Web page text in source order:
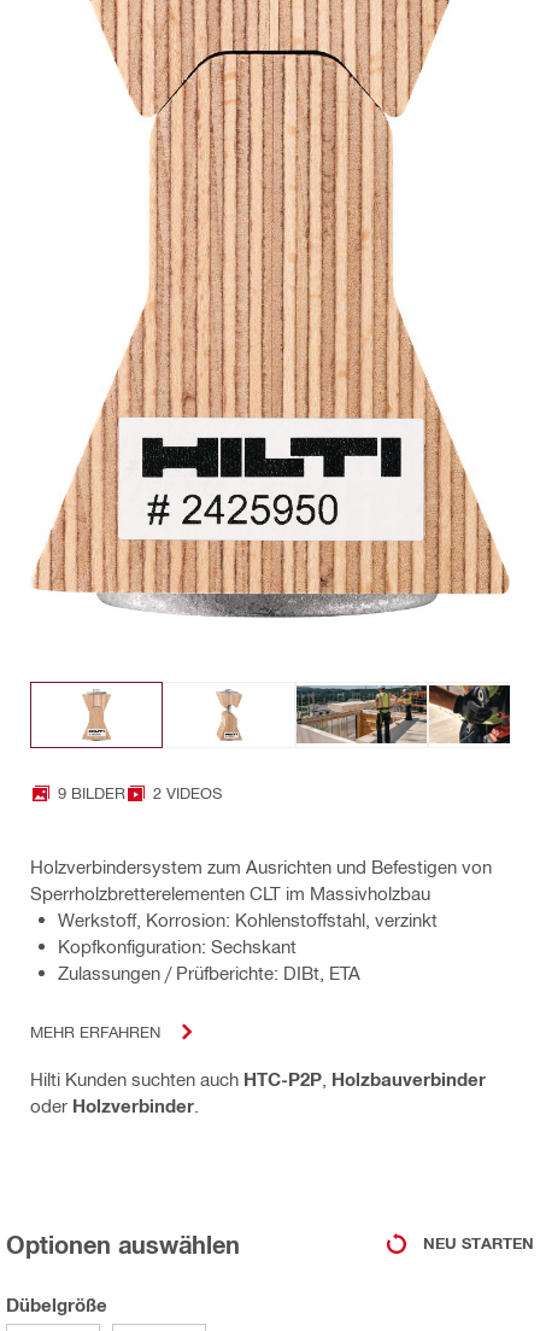
9 BILDER 2 VIDEOS
Holzverbindersystem zum Ausrichten und Befestigen von
Sperrholzbretterelementen CLT im Massivholzbau
Werkstoff, Korrosion: Kohlenstoffstahl, verzinkt
Kopfkonfiguration: Sechskant
Zulassungen / Prüfberichte: DIBt, ETA
MEHR ERFAHREN
Hilti Kunden suchten auch HTC-P2P Holzbauverbinder
oder Holzverbinder
Optionen auswählen NEU STARTEN
Dübelgröße